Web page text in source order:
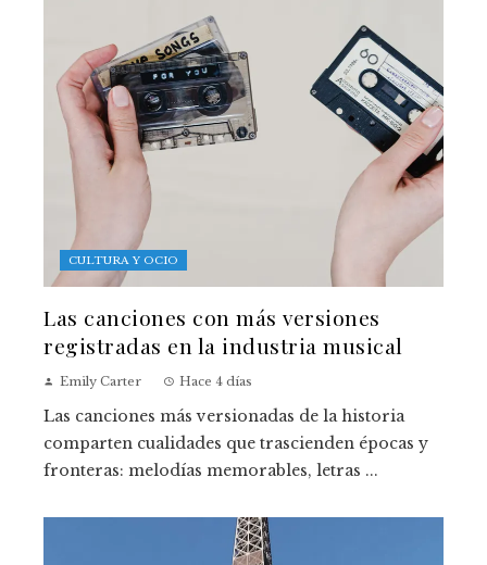
CULTURA Y OCIO
Las canciones con más versiones
registradas en la industria musical
Emily Carter Hace 4 días
Las canciones más versionadas de la historia
comparten cualidades que trascienden épocas y
fronteras: melodías memorables, letras ...